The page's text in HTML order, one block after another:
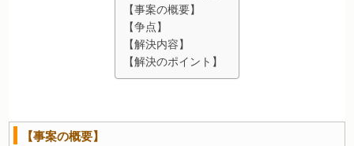
【事案の概要】
【争点】
【解決内容】
【解決のポイント】
【事案の概要】